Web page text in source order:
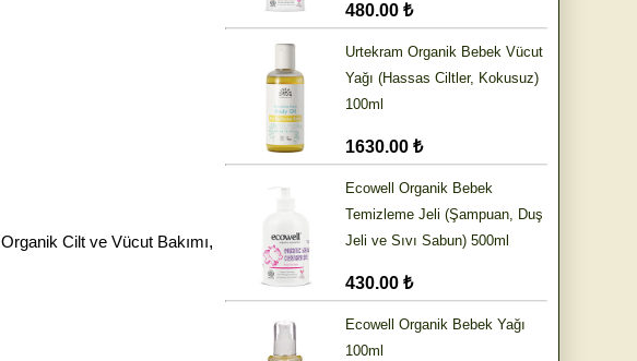
Organik Cilt ve Vücut Bakımı,
480.00 ₺
Urtekram Organik Bebek Vücut
Yağı (Hassas Ciltler, Kokusuz)
100ml
1630.00 ₺
Ecowell Organik Bebek
Temizleme Jeli (Şampuan, Duş
Jeli ve Sıvı Sabun) 500ml
430.00 ₺
Ecowell Organik Bebek Yağı
100ml